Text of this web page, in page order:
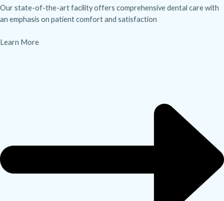
Our state-of-the-art facility offers comprehensive dental care with
an emphasis on patient comfort and satisfaction
Learn More